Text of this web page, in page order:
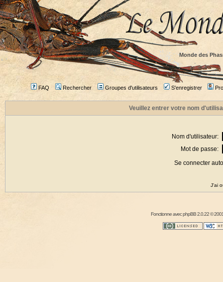
Monde des
FAQ Rechercher Groupes d'utilisateurs S'enregistrer
Veuillez entrer votre nom
Nom d'utilisateur:
Mot de passe:
Se connecter
J'ai
Fonctionne avecphpBB2.0.22 ©